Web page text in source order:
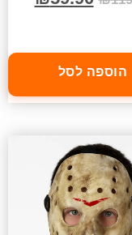
הוספה לסל